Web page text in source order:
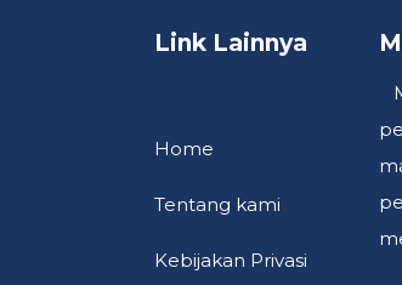
Link Lainnya
Home
Tentang kami
Kebija​kan P​riva​si